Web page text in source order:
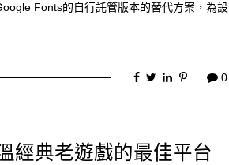
Fonts的自行託管版本的替代方案，為設
0
經典老遊戲的最佳平台